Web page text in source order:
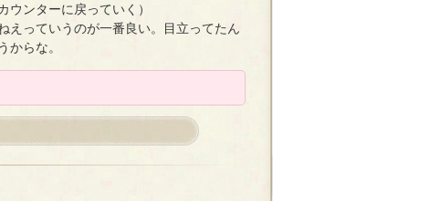
ウンターに戻っていく）
っていうのが一番良い。目立ってたん
からな。